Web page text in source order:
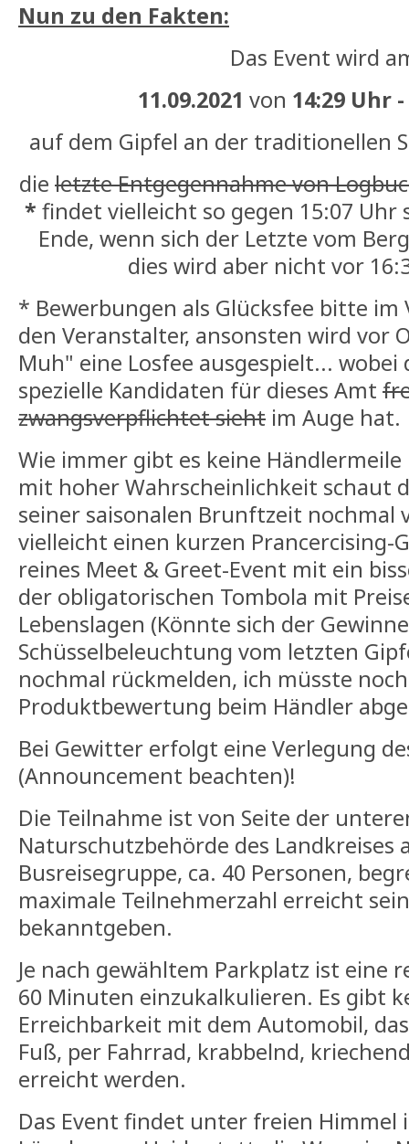
Nun zu den Fakten:
Das Event wird
11.09.2021 von 14:29 Uhr
auf dem Gipfel an der traditionellen
die letzte Entgegennahme von
* findet vielleicht so gegen 15:07 Uhr
Ende, wenn sich der Letzte vom
dies wird aber nicht vor
* Bewerbungen als Glücksfee bitte im
den Veranstalter, ansonsten wird vor
Muh" eine Losfee ausgespielt... wobei
spezielle Kandidaten für dieses Amt
zwangsverpflichtet sieht im Auge hat.
Wie immer gibt es keine
mit hoher Wahrscheinlichkeit schaut
seiner saisonalen Brunftzeit nochmal
vielleicht einen kurzen Prancercising-
reines Meet & Greet-Event mit ein
der obligatorischen Tombola mit
Lebenslagen (Könnte sich der
Schüsselbeleuchtung vom letzten
nochmal rückmelden, ich müsste
Produktbewertung beim Händler
Bei Gewitter erfolgt eine Verlegung
(Announcement beachten)!
Die Teilnahme ist von Seite der
Naturschutzbehörde des Landkreises
Busreisegruppe, ca. 40 Personen,
maximale Teilnehmerzahl erreicht
bekanntgeben.
Je nach gewähltem Parkplatz ist eine
60 Minuten einzukalkulieren. Es gibt
Erreichbarkeit mit dem Automobil,
Fuß, per Fahrrad, krabbelnd,
erreicht werden.
Das Event findet unter freien